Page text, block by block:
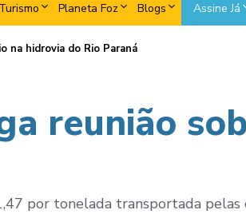
Turismo Planeta Foz Blogs Assine Já
hidrovia do Rio Paraná
reunião
por tonelada transportada